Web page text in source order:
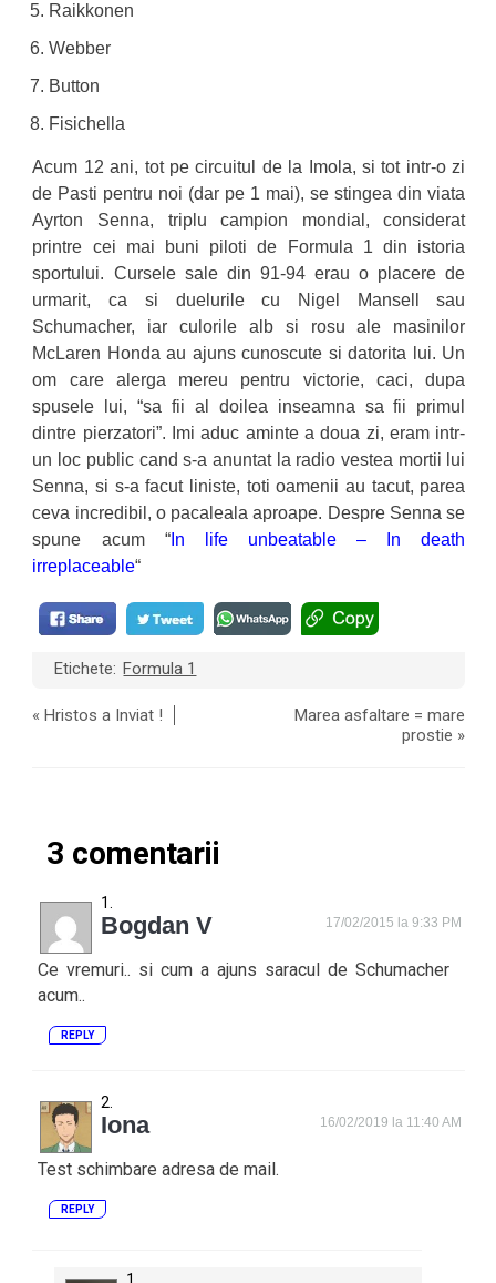
Raikkonen
Webber
Button
Fisichella
Acum 12 ani, tot pe circuitul de la Imola, si tot intr-o zi
de Pasti pentru noi (dar pe 1 mai), se stingea din viata
Ayrton Senna, triplu campion mondial, considerat
printre cei mai buni piloti de Formula 1 din istoria
sportului. Cursele sale din 91-94 erau o placere de
urmarit, ca si duelurile cu Nigel Mansell sau
Schumacher, iar culorile alb si rosu ale masinilor
McLaren Honda au ajuns cunoscute si datorita lui. Un
om care alerga mereu pentru victorie, caci, dupa
spusele lui, “sa fii al doilea inseamna sa fii primul
dintre pierzatori”. Imi aduc aminte a doua zi, eram intr-
un loc public cand s-a anuntat la radio vestea mortii lui
Senna, si s-a facut liniste, toti oamenii au tacut, parea
ceva incredibil, o pacaleala aproape. Despre Senna se
spune acum “In life unbeatable – In death
irreplaceable“
Etichete: Formula 1
«Hristos a Inviat !
Marea asfaltare = mare
prostie »
3 comentarii
Bogdan V 17/02/2015 la 9:33 PM
Ce vremuri.. si cum a ajuns saracul de Schumacher
acum..
REPLY
Iona 16/02/2019 la 11:40 AM
Test schimbare adresa de mail.
REPLY